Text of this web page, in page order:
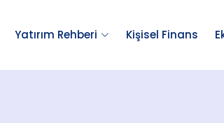
Yatırım Rehberi Kişisel Finans